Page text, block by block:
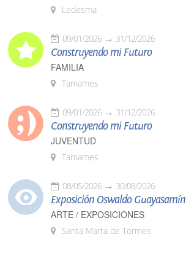
Ledesma
09/01/2026 31/12/2026
Construyendo mi Futuro
FAMILIA
Tamames
09/01/2026 31/12/2026
Construyendo mi Futuro
JUVENTUD
Tamames
08/05/2026 30/08/2026
Exposición Oswaldo Guayasamín
ARTE / EXPOSICIONES
Santa Marta de Tormes